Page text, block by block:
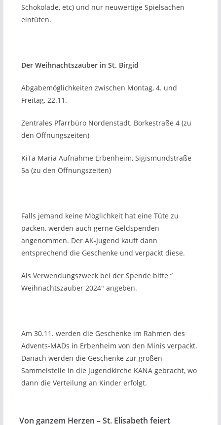
Schokolade, etc) und nur neuwertige Spielsachen
eintüten.
Der Weihnachtszauber in St. Birgid
Abgabemöglichkeiten zwischen Montag, 4. und
Freitag, 22.11.
Zentrales Pfarrbüro Nordenstadt, Borkestraße 4 (zu
den Öffnungszeiten)
KiTa Maria Aufnahme Erbenheim, Sigismundstraße
5a (zu den Öffnungszeiten)
Falls jemand keine Möglichkeit hat eine Tüte zu
packen, werden auch gerne Geldspenden
angenommen. Der AK-Jugend kauft dann
entsprechend die Geschenke und verpackt diese.
Als Verwendungszweck bei der Spende bitte “
Weihnachtszauber 2024″ angeben.
Am 30.11. werden die Geschenke im Rahmen des
Advents-MADs in Erbenheim von den Minis verpackt.
Danach werden die Geschenke zur großen
Sammelstelle in die Jugendkirche KANA gebracht, wo
dann die Verteilung an Kinder erfolgt.
Von ganzem Herzen – St. Elisabeth feiert